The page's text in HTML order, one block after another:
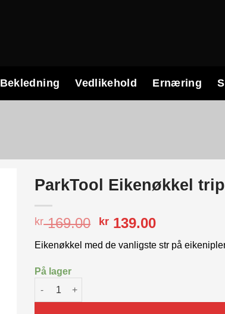
Bekledning Vedlikehold Ernæring
ParkTool Eikenøkkel
kr169.00 Opprinnelig
var:
kr 139.00
pris
er:
Eikenøkkel med de vanligste str på
På lager
ParkTool Eikenøkkel trippel SW-7.2 antall